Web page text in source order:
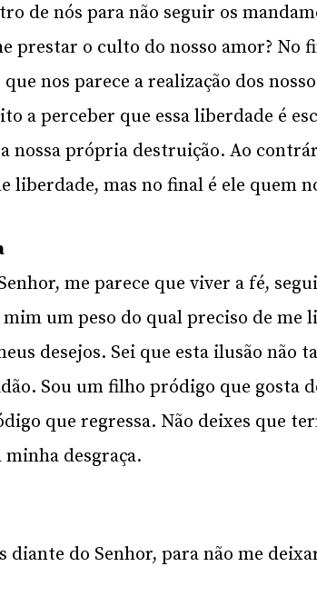
de nós para não seguir os
prestar o culto do nosso amor? No
nos parece a realização dos
a perceber que essa liberdade é
nossa própria destruição. Ao
liberdade, mas no final é ele quem
me parece que viver a fé,
mim um peso do qual preciso de me
desejos. Sei que esta ilusão não
Sou um filho pródigo que gosta
que regressa. Não deixes que
minha desgraça.
diante do Senhor, para não me